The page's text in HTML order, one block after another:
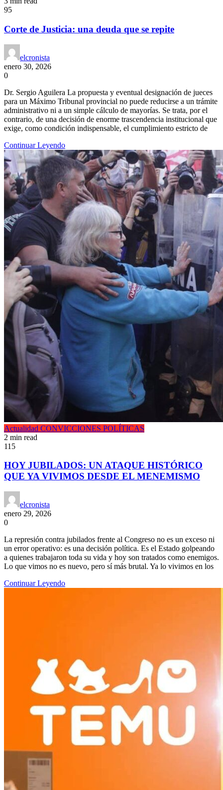
95
Corte de Justicia: una deuda que se repite
elcronista
enero 30, 2026
0
Dr. Sergio Aguilera La propuesta y eventual designación de jueces
para un Máximo Tribunal provincial no puede reducirse a un trámite
administrativo ni a un simple cálculo de mayorías. Se trata, por el
contrario, de una decisión de enorme trascendencia institucional que
exige, como condición indispensable, el cumplimiento estricto de
Continuar Leyendo
Actualidad CONVICCIONES POLÍTICAS
2 min read
115
HOY JUBILADOS: UN ATAQUE HISTÓRICO
QUE YA VIVIMOS DESDE EL MENEMISMO
elcronista
enero 29, 2026
0
La represión contra jubilados frente al Congreso no es un exceso ni
un error operativo: es una decisión política. Es el Estado golpeando
a quienes trabajaron toda su vida y hoy son tratados como enemigos.
Lo que vimos no es nuevo, pero sí más brutal. Ya lo vivimos en los
Continuar Leyendo